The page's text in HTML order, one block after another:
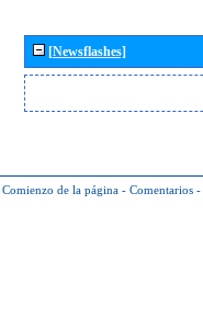
[Newsflashes]
Comienzo de la página - Comentarios -